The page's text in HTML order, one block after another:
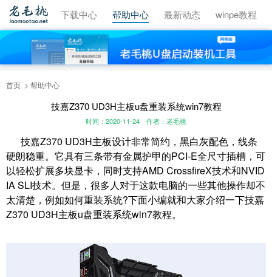
视频教程 下载中心 帮助中心 最新动态 winpe教程
首页 帮助中心
技嘉Z370 UD3H主板u盘重装系统win7教程
时间：2020-11-24 作者：老毛桃
技嘉Z370 UD3H主板设计非常简约，黑白灰配色，线条
硬朗稳重。它具有三条带有金属护甲的PCI-E全尺寸插槽，可
以轻松扩展多块显卡，同时支持AMD CrossfireX技术和NVID
IA SLI技术。但是，很多人对于这款电脑的一些其他操作却不
太清楚，例如如何重装系统?下面小编就和大家介绍一下技嘉
Z370 UD3H主板u盘重装系统win7教程。